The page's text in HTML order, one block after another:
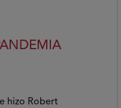
hizo Robert